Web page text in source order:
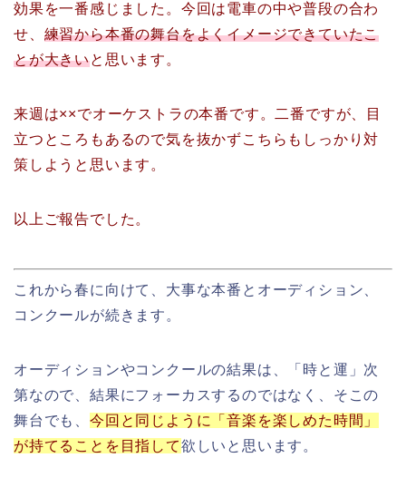
効果を一番感じました。 今回は電車の中や普段の合わ
せ、 練習から本番の舞台をよくイメージできていたこ
とが大きいと思います。
来週は××でオーケストラの本番です。 二番ですが、目
立つところもあるので気を抜かずこちらもしっかり対
策しようと思います。
以上ご報告でした。
これから春に向けて、大事な本番とオーディション、
コンクールが続きます。
オーディションやコンクールの結果は、「時と運」次
第なので、結果にフォーカスするのではなく、そこの
舞台でも、 今回と同じように「音楽を楽しめた時間」
が持てることを目指して欲しいと思います。